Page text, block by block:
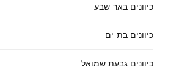
כיוונים באר-שבע
כיוונים בת-ים
כיוונים גבעת שמואל